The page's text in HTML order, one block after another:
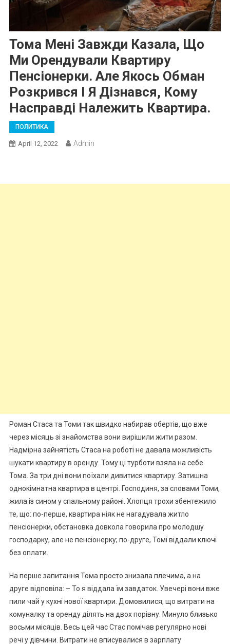
Тома Мені Завжди Казала, Що
Ми Орендували Квартиру
Пенсіонерки. Але Якось Обман
Розкрився І Я Дізнався, Кому
Насправді Належить Квартира.
ПОЛИТИКА
April 12, 2022 Admin
Роман Стаса та Томи так швидко набирав обертів, що вже
через місяць зі знайомства вони вирішили жити разом.
Надмірна зайнятість Стаса на роботі не давала можливість
шукати квартиру в оренду. Тому ці турботи взяла на себе
Тома. За три дні вони поїхали дивитися квартиру. Затишна
однокімнатна квартира в центрі. Господиня, за словами Томи,
жила із сином у спальному районі. Хлопця трохи збентежило
те, що: по-перше, квартира ніяк не нагадувала житло
пенсіонерки, обстановка довкола говорила про молодшу
господарку, але не пенсіонерку; по-друге, Томі віддали ключі
без оплати.
На перше запитання Тома просто знизала плечима, а на
друге відповіла: – То я віддала їм завдаток. Увечері вони вже
пили чай у кухні нової квартири. Домовилися, що витрати на
комуналку та оренду ділять на двох порівну. Минуло близько
восьми місяців. Весь цей час Стас помічав регулярно нові
речі у дівчини. Витрати не вписувалися в зарплату